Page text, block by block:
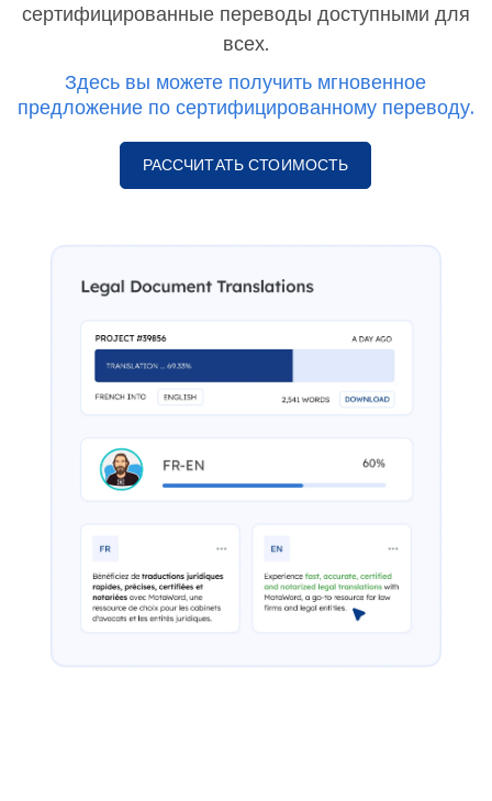
сертифицированные переводы доступными для
всех.
Здесь вы можете получить мгновенное
предложение по сертифицированному переводу.
РАССЧИТАТЬ СТОИМОСТЬ